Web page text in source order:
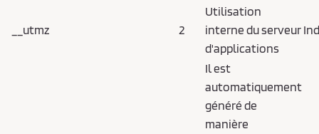
__utmz 2
Utilisation
interne du serveur
d'applications
Il est
automatiquement
généré de
manière